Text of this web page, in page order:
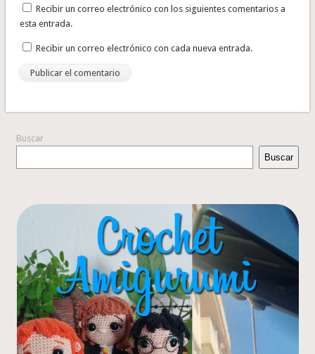
Recibir un correo electrónico con los siguientes comentarios a
esta entrada.
Recibir un correo electrónico con cada nueva entrada.
Buscar
Buscar